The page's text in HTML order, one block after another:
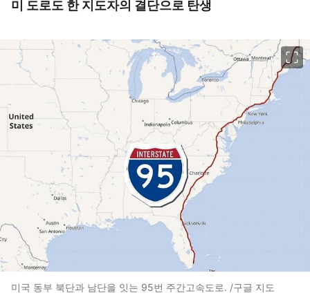
미 도로도 한 지도자의 결단으로 탄생
미국 동부 북단과 남단을 잇는 95번 주간고속도로. /구글 지도